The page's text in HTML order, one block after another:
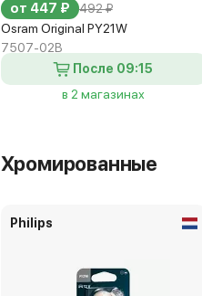
от 447 ₽ 492 ₽
Osram Original PY21W
7507-02B
После 09:15
в 2 магазинах
Хромированные
Philips